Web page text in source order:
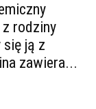
rodziny
się ją z
zawiera...